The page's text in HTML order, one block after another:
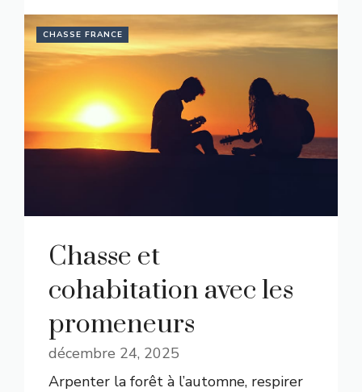
CHASSE FRANCE
Chasse et
cohabitation avec les
promeneurs
décembre 24, 2025
Arpenter la forêt à l’automne, respirer